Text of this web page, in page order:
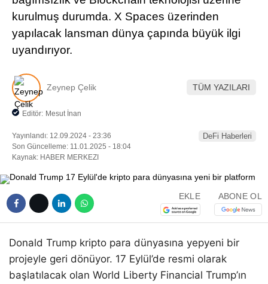
kurulmuş durumda. X Spaces üzerinden
yapılacak lansman dünya çapında büyük ilgi
uyandırıyor.
Zeynep Çelik TÜM YAZILARI
Editör: Mesut İnan
Yayınlandı: 12.09.2024 - 23:36
Son Güncelleme: 11.01.2025 - 18:04
Kaynak: HABER MERKEZI
DeFi Haberleri
EKLE ABONE OL
Donald Trump kripto para dünyasına yepyeni bir
projeyle geri dönüyor. 17 Eylül’de resmi olarak
başlatılacak olan World Liberty Financial Trump’ın